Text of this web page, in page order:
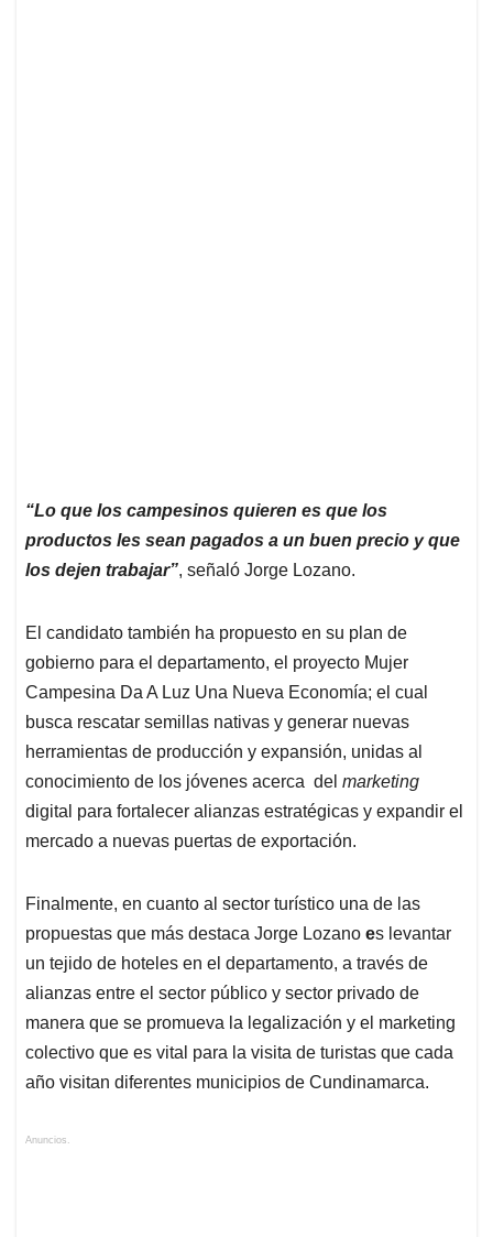
“Lo que los campesinos quieren es que los
productos les sean pagados a un buen precio y que
los dejen trabajar”, señaló Jorge Lozano.
El candidato también ha propuesto en su plan de
gobierno para el departamento, el proyecto Mujer
Campesina Da A Luz Una Nueva Economía; el cual
busca rescatar semillas nativas y generar nuevas
herramientas de producción y expansión, unidas al
conocimiento de los jóvenes acerca del marketing
digital para fortalecer alianzas estratégicas y expandir el
mercado a nuevas puertas de exportación.
Finalmente, en cuanto al sector turístico una de las
propuestas que más destaca Jorge Lozano es levantar
un tejido de hoteles en el departamento, a través de
alianzas entre el sector público y sector privado de
manera que se promueva la legalización y el marketing
colectivo que es vital para la visita de turistas que cada
año visitan diferentes municipios de Cundinamarca.
Anuncios.